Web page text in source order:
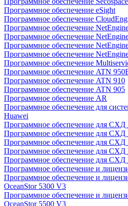
Программное обеспечение eSight
Программное обеспечение
Программное обеспечение
Программное обеспечение
Программное обеспечение
Программное обеспечение
Программное обеспечение
Программное обеспечение ATN
Программное обеспечение ATN 910
Программное обеспечение ATN 905
Программное обеспечение AR
Программное обеспечение для
Huawei
Программное обеспечение для СХД
Программное обеспечение для СХД
Программное обеспечение для СХД
Программное обеспечение для СХД
Программное обеспечение для
Программное обеспечение и
Программное обеспечение и
OceanStor 5300 V3
Программное обеспечение и
OceanStor 5500 V3